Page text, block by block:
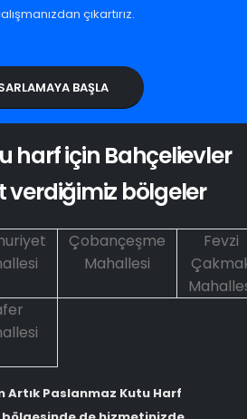
çıkartırız.
BAŞLA
harf için Bahçelievler
verdiğimiz bölgeler
Çobançeşme
Mahallesi
Fevzi
Paslanmaz Kutu Harf